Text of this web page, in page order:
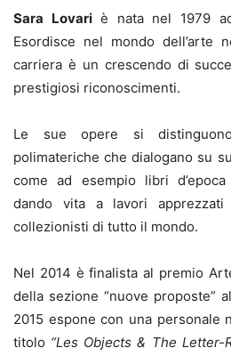
Sara Lovariè nata nel 1979
Esordisce nel mondo
carriera è un crescendo di
prestigiosi riconoscimenti.
Le sue opere si
polimateriche che dialogano su
come ad esempio libri
dando vita a lavori
collezionisti di tutto il mondo.
Nel 2014 è finalista al premio
della sezione “nuove proposte”
2015 espone con una personale
titolo “Les Objects & The Letter-